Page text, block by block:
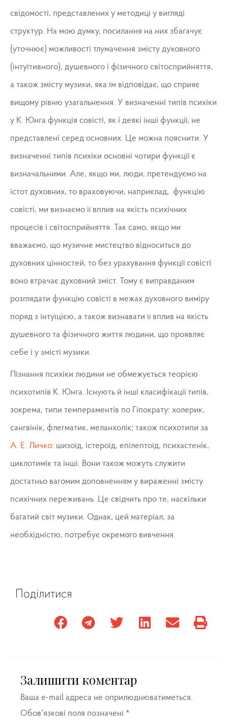
свідомості, представлених у методиці у вигляді
структур. На мою думку, посилання на них збагачує
(уточнює) можливості тлумачення змісту духовного
(інтуїтивного), душевного і фізичного світосприйняття,
а також змісту музики, яка їм відповідає, що сприяє
вищому рівню узагальнення. У визначенні типів психіки
у К. Юнга функція совісті, як і деякі інші функції, не
представлені серед основних. Це можна пояснити. У
визначенні типів психіки основні чотири функції є
визначальними. Але, якщо ми, люди, претендуємо на
істот духовних, то враховуючи, наприклад, функцію
совісті, ми визнаємо її вплив на якість психічних
процесів і світосприйняття. Так само, якщо ми
вважаємо, що музичне мистецтво відноситься до
духовних цінностей, то без урахування функції совісті
воно втрачає духовний зміст. Тому є виправданим
розглядати функцію совісті в межах духовного виміру
поряд з інтуїцією, а також визнавати її вплив на якість
душевного та фізичного життя людини, що проявляє
себе і у змісті музики.
Пізнання психіки людини не обмежується теорією
психотипів К. Юнга. Існують й інші класифікації типів,
зокрема, типи темпераментів по Гіпократу: холерик,
сангвінік, флегматик, меланхолік; також психотипи за
А. Е. Личко: шизоїд, істероїд, епілептоїд, психастенік,
циклотимік та інші. Вони також можуть служити
достатньо вагомим доповненням у вираженні змісту
психічних переживань. Це свідчить про те, наскільки
багатий світ музики. Однак, цей матеріал, за
необхідністю, потребує окремого вивчення.
Поділитися
Залишити коментар
Ваша e-mail адреса не оприлюднюватиметься.
Обов’язкові поля позначені *